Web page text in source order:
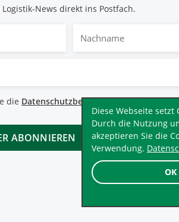
OK
Diese Webseite setzt
Durch die Nutzung
akzeptieren Sie die
Verwendung.
News direkt ins Postfach.
die Datenschutzbestimmungen.*